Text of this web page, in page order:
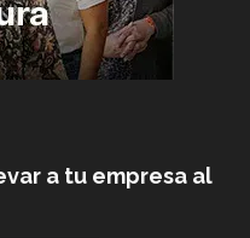
a tu empresa al